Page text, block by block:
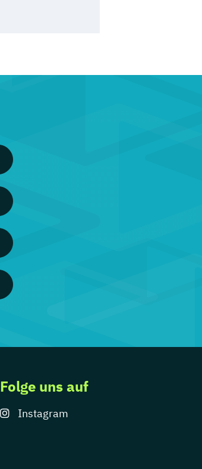
Folge uns auf
Instagram